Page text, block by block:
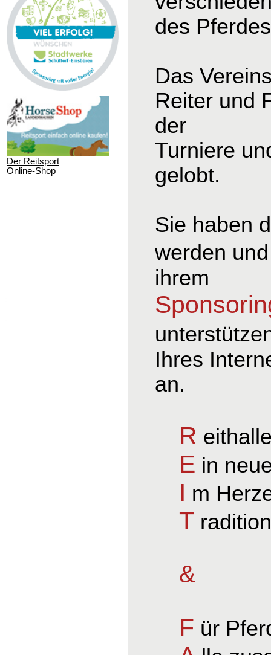
Der Reitsport
Online-Shop
des
Das
Reiter und
der
Turniere
gelobt.
Sie haben
werden
ihrem
Ihres
an.
R
E in
I m
T
&
F ür